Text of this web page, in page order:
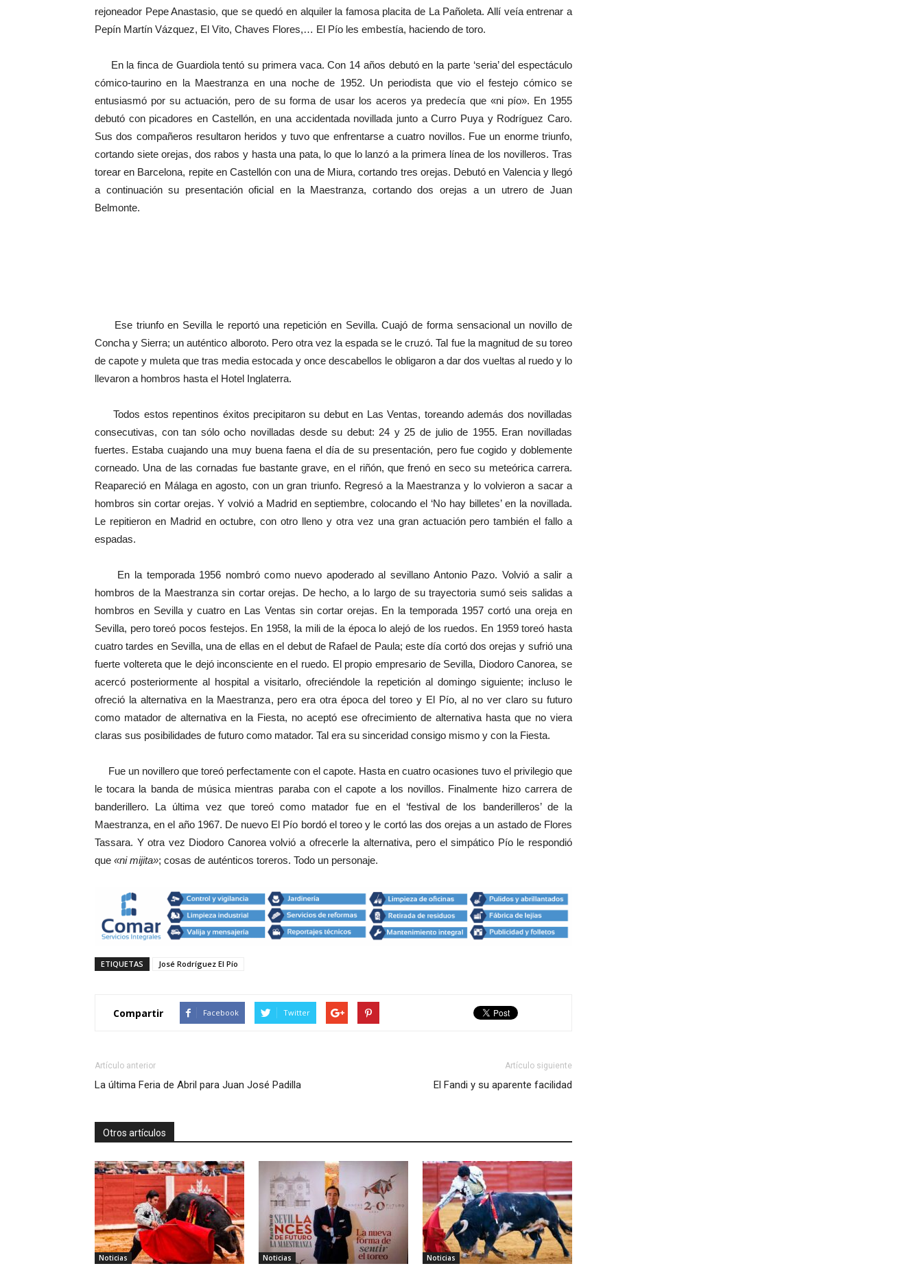
rejoneador Pepe Anastasio, que se quedó en alquiler la famosa placita de La Pañoleta. Allí veía entrenar a
Pepín Martín Vázquez, El Vito, Chaves Flores,… El Pío les embestía, haciendo de toro.
En la finca de Guardiola tentó su primera vaca. Con 14 años debutó en la parte ‘seria’ del espectáculo
cómico-taurino en la Maestranza en una noche de 1952. Un periodista que vio el festejo cómico se
entusiasmó por su actuación, pero de su forma de usar los aceros ya predecía que «ni pío». En 1955
debutó con picadores en Castellón, en una accidentada novillada junto a Curro Puya y Rodríguez Caro.
Sus dos compañeros resultaron heridos y tuvo que enfrentarse a cuatro novillos. Fue un enorme triunfo,
cortando siete orejas, dos rabos y hasta una pata, lo que lo lanzó a la primera línea de los novilleros. Tras
torear en Barcelona, repite en Castellón con una de Miura, cortando tres orejas. Debutó en Valencia y llegó
a continuación su presentación oficial en la Maestranza, cortando dos orejas a un utrero de Juan
Belmonte.
Ese triunfo en Sevilla le reportó una repetición en Sevilla. Cuajó de forma sensacional un novillo de
Concha y Sierra; un auténtico alboroto. Pero otra vez la espada se le cruzó. Tal fue la magnitud de su toreo
de capote y muleta que tras media estocada y once descabellos le obligaron a dar dos vueltas al ruedo y lo
llevaron a hombros hasta el Hotel Inglaterra.
Todos estos repentinos éxitos precipitaron su debut en Las Ventas, toreando además dos novilladas
consecutivas, con tan sólo ocho novilladas desde su debut: 24 y 25 de julio de 1955. Eran novilladas
fuertes. Estaba cuajando una muy buena faena el día de su presentación, pero fue cogido y doblemente
corneado. Una de las cornadas fue bastante grave, en el riñón, que frenó en seco su meteórica carrera.
Reapareció en Málaga en agosto, con un gran triunfo. Regresó a la Maestranza y lo volvieron a sacar a
hombros sin cortar orejas. Y volvió a Madrid en septiembre, colocando el ‘No hay billetes’ en la novillada.
Le repitieron en Madrid en octubre, con otro lleno y otra vez una gran actuación pero también el fallo a
espadas.
En la temporada 1956 nombró como nuevo apoderado al sevillano Antonio Pazo. Volvió a salir a
hombros de la Maestranza sin cortar orejas. De hecho, a lo largo de su trayectoria sumó seis salidas a
hombros en Sevilla y cuatro en Las Ventas sin cortar orejas. En la temporada 1957 cortó una oreja en
Sevilla, pero toreó pocos festejos. En 1958, la mili de la época lo alejó de los ruedos. En 1959 toreó hasta
cuatro tardes en Sevilla, una de ellas en el debut de Rafael de Paula; este día cortó dos orejas y sufrió una
fuerte voltereta que le dejó inconsciente en el ruedo. El propio empresario de Sevilla, Diodoro Canorea, se
acercó posteriormente al hospital a visitarlo, ofreciéndole la repetición al domingo siguiente; incluso le
ofreció la alternativa en la Maestranza, pero era otra época del toreo y El Pío, al no ver claro su futuro
como matador de alternativa en la Fiesta, no aceptó ese ofrecimiento de alternativa hasta que no viera
claras sus posibilidades de futuro como matador. Tal era su sinceridad consigo mismo y con la Fiesta.
Fue un novillero que toreó perfectamente con el capote. Hasta en cuatro ocasiones tuvo el privilegio que
le tocara la banda de música mientras paraba con el capote a los novillos. Finalmente hizo carrera de
banderillero. La última vez que toreó como matador fue en el ‘festival de los banderilleros’ de la
Maestranza, en el año 1967. De nuevo El Pío bordó el toreo y le cortó las dos orejas a un astado de Flores
Tassara. Y otra vez Diodoro Canorea volvió a ofrecerle la alternativa, pero el simpático Pío le respondió
que «ni mijita»; cosas de auténticos toreros. Todo un personaje.
ETIQUETAS José Rodríguez El Pío
Compartir Facebook Twitter
Artículo anterior
La última Feria de Abril para Juan José Padilla
Artículo siguiente
El Fandi y su aparente facilidad
Otros artículos
Noticias Noticias Noticias